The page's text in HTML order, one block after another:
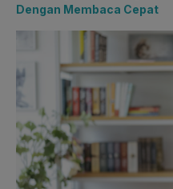
Dengan Membaca Cepat